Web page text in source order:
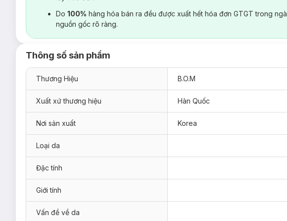
Do 100% hàng hóa bán ra đều được xuất hết hóa đơn GTGT trong
nguồn gốc rõ ràng.
Thông số sản phẩm
Thương Hiệu B.O.M
Xuất xứ thương hiệu Hàn Quốc
Nơi sản xuất Korea
Loại da
Đặc tính
Giới tính
Vấn đề về da